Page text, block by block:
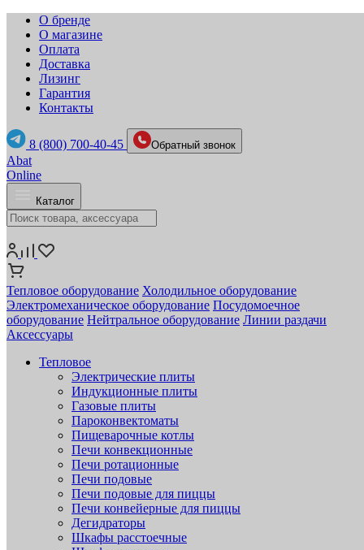
О бренде
О магазине
Оплата
Доставка
Лизинг
Гарантия
Контакты
8 (800) 700-40-45 Обратный звонок
Abat
Online
Каталог
Тепловое оборудование Холодильное оборудование
Электромеханическое оборудование Посудомоечное
оборудование Нейтральное оборудование Линии раздачи
Аксессуары
Тепловое
Электрические плиты
Индукционные плиты
Газовые плиты
Пароконвектоматы
Пищеварочные котлы
Печи конвекционные
Печи ротационные
Печи подовые
Печи подовые для пиццы
Печи конвейерные для пиццы
Дегидраторы
Шкафы расстоечные